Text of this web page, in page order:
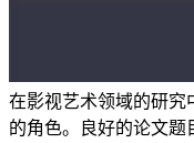
在影视艺术领域的研究
的角色。良好的论文